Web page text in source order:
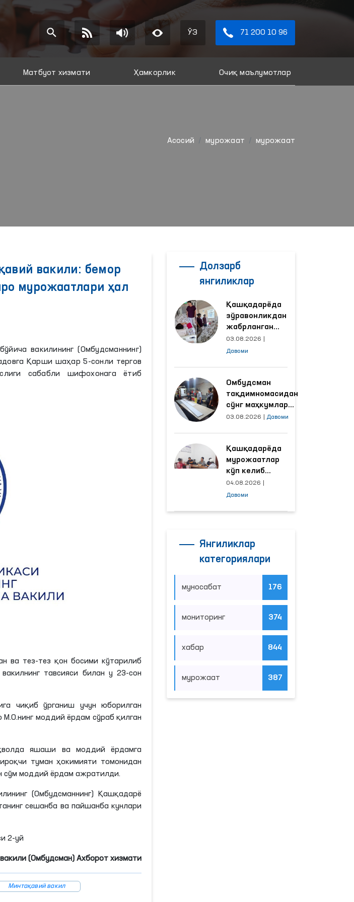
ЎЗ 71 200 10 96
Матбуот хизмати Ҳамкорлик Очиқ маълумотлар
Aсосий мурожаат мурожаат
вакили: бемор
мурожаатлари ҳал
вакилининг (Омбудсманнинг)
Қарши шаҳар 5-сонли тергов
сабабли шифохонага ётиб
ва тез-тез қон босими кўтарилиб
тавсияси билан у 23-сон
чиқиб ўрганиш учун юборилган
М.О.нинг моддий ёрдам сўраб қилган
яшаши ва моддий ёрдамга
туман ҳокимияти томонидан
сўм моддий ёрдам ажратилди.
(Омбудсманнинг) Қашқадарё
сешанба ва пайшанба кунлари
2-уй
(Омбудсман) Ахборот хизмати
Минтақавий вакил
Долзарб
янгиликлар
Қашқадарёда
зўравонликдан
жабрланган
аёлнинг ҳолати
Омбудсман
03.08.2026
Давоми
Омбудсман
тақдимномасидан
сўнг маҳкумлар
меҳнат қилаётган
яхшиланди
03.08.2026 Давоми
Қашқадарёда
мурожаатлар
кўп келиб
тушаётган
ҳудудлар
04.08.2026
Давоми
Янгиликлар
категориялари
муносабат 176
мониторинг 374
хабар 844
мурожаат 387